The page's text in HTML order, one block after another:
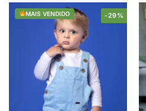
-29%
MAIS VENDIDO